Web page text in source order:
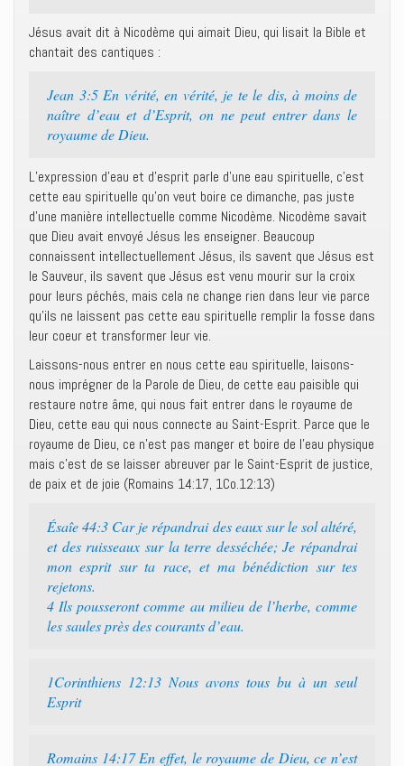
Jésus avait dit à Nicodème qui aimait Dieu, qui lisait la Bible et
chantait des cantiques :
Jean 3:5 En vérité, en vérité, je te le dis, à moins de
naître d’eau et d’Esprit, on ne peut entrer dans le
royaume de Dieu.
L’expression d’eau et d’esprit parle d’une eau spirituelle, c’est
cette eau spirituelle qu’on veut boire ce dimanche, pas juste
d’une manière intellectuelle comme Nicodème. Nicodème savait
que Dieu avait envoyé Jésus les enseigner. Beaucoup
connaissent intellectuellement Jésus, ils savent que Jésus est
le Sauveur, ils savent que Jésus est venu mourir sur la croix
pour leurs péchés, mais cela ne change rien dans leur vie parce
qu’ils ne laissent pas cette eau spirituelle remplir la fosse dans
leur coeur et transformer leur vie.
Laissons-nous entrer en nous cette eau spirituelle, laisons-
nous imprégner de la Parole de Dieu, de cette eau paisible qui
restaure notre âme, qui nous fait entrer dans le royaume de
Dieu, cette eau qui nous connecte au Saint-Esprit. Parce que le
royaume de Dieu, ce n’est pas manger et boire de l’eau physique
mais c’est de se laisser abreuver par le Saint-Esprit de justice,
de paix et de joie (Romains 14:17, 1Co.12:13)
Ésaîe 44:3 Car je répandrai des eaux sur le sol altéré,
et des ruisseaux sur la terre desséchée; Je répandrai
mon esprit sur ta race, et ma bénédiction sur tes
rejetons.
4 Ils pousseront comme au milieu de l’herbe, comme
les saules près des courants d’eau.
1Corinthiens 12:13 Nous avons tous bu à un seul
Esprit
Romains 14:17 En effet, le royaume de Dieu, ce n’est